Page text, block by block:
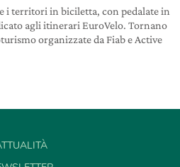
i territori in biciletta, con pedalate in
agli itinerari EuroVelo. Tornano
organizzate da Fiab e Active